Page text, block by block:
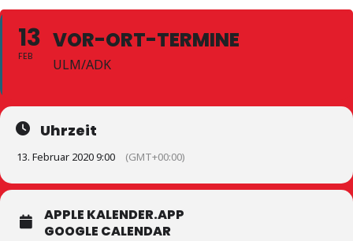
13
FEB
VOR-ORT-TERMINE
ULM/ADK
Uhrzeit
13. Februar 2020 9:00 (GMT+00:00)
APPLE KALENDER.APP
GOOGLE CALENDAR